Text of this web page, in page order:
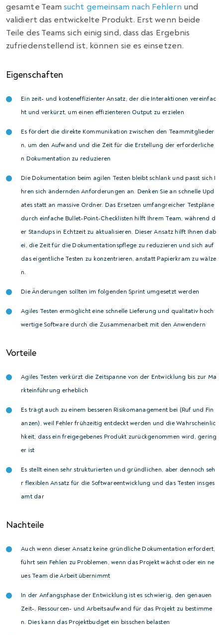
gesamte Teamsucht gemeinsam nach Fehlern und
validiert das entwickelte Produkt. Erst wenn beide
Teile des Teams sich einig sind, dass das Ergebnis
zufriedenstellend ist, können sie es einsetzen.
Eigenschaften
Ein zeit- und kosteneffizienter Ansatz, der die Interaktionen vereinfac
ht und verkürzt, um einen effizienteren Output zu erzielen
Es fördert die direkte Kommunikation zwischen den Teammitglieder
n, um den Aufwand und die Zeit für die Erstellung der erforderliche
n Dokumentation zu reduzieren
Die Dokumentation beim agilen Testen bleibt schlank und passt sich I
hren sich ändernden Anforderungen an. Denken Sie an schnelle Upd
ates statt an massive Ordner. Das Ersetzen umfangreicher Testpläne
durch einfache Bullet-Point-Checklisten hilft Ihrem Team, während d
er Standups in Echtzeit zu aktualisieren. Dieser Ansatz hilft Ihnen dab
ei, die Zeit für die Dokumentationspflege zu reduzieren und sich auf
das eigentliche Testen zu konzentrieren, anstatt Papierkram zu wälze
n.
Die Änderungen sollten im folgenden Sprint umgesetzt werden
Agiles Testen ermöglicht eine schnelle Lieferung und qualitativ hoch
wertige Software durch die Zusammenarbeit mit den Anwendern
Vorteile
Agiles Testen verkürzt die Zeitspanne von der Entwicklung bis zur Ma
rkteinführung erheblich
Es trägt auch zu einem besseren Risikomanagement bei (Ruf und Fin
anzen), weil Fehler frühzeitig entdeckt werden und die Wahrscheinlic
hkeit, dass ein freigegebenes Produkt zurückgenommen wird, gering
er ist
Es stellt einen sehr strukturierten und gründlichen, aber dennoch seh
r flexiblen Ansatz für die Softwareentwicklung und das Testen insges
amt dar
Nachteile
Auch wenn dieser Ansatz keine gründliche Dokumentation erfordert,
führt sein Fehlen zu Problemen, wenn das Projekt wächst oder ein ne
ues Team die Arbeit übernimmt
In der Anfangsphase der Entwicklung ist es schwierig, den genauen
Zeit-, Ressourcen- und Arbeitsaufwand für das Projekt zu bestimme
n. Dies kann das Projektbudget ein bisschen belasten